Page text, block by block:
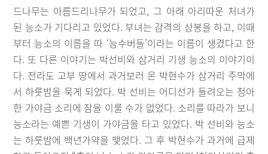
드나무는 아름드리나무가 되었고, 그 아래 아리따운 처녀가
된 능소가 기다리고 있었다. 부녀는 감격의 상봉을 하고, 이때
부터 능소의 이름을 따 ‘능수버들’이라는 이름이 생겼다고 한
다. 또 다른 이야기는 박선비와 삼거리 기생 능소의 이야기이
다. 전라도 고부 땅에서 과거보러 온 박현수가 삼거리 주막에
서 하룻밤을 묵게 되었다. 박 선비는 어디선가 들려오는 청아
한 가야금 소리에 잠을 이룰 수가 없었다. 소리를 따라가 보니
능소라는 예쁜 기생이 가야금을 타고 있었다. 박 선비와 능소
는 하룻밤에 백년가약을 맺었다. 그 후 박현수가 과거에 급제